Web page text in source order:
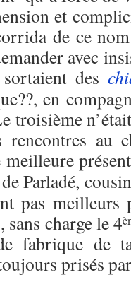
et
de ce
avec
sortaient des
en
troisième
rencontres au
meilleure
de Parladé,
pas meilleurs
sans charge le 4
fabrique de
prisés